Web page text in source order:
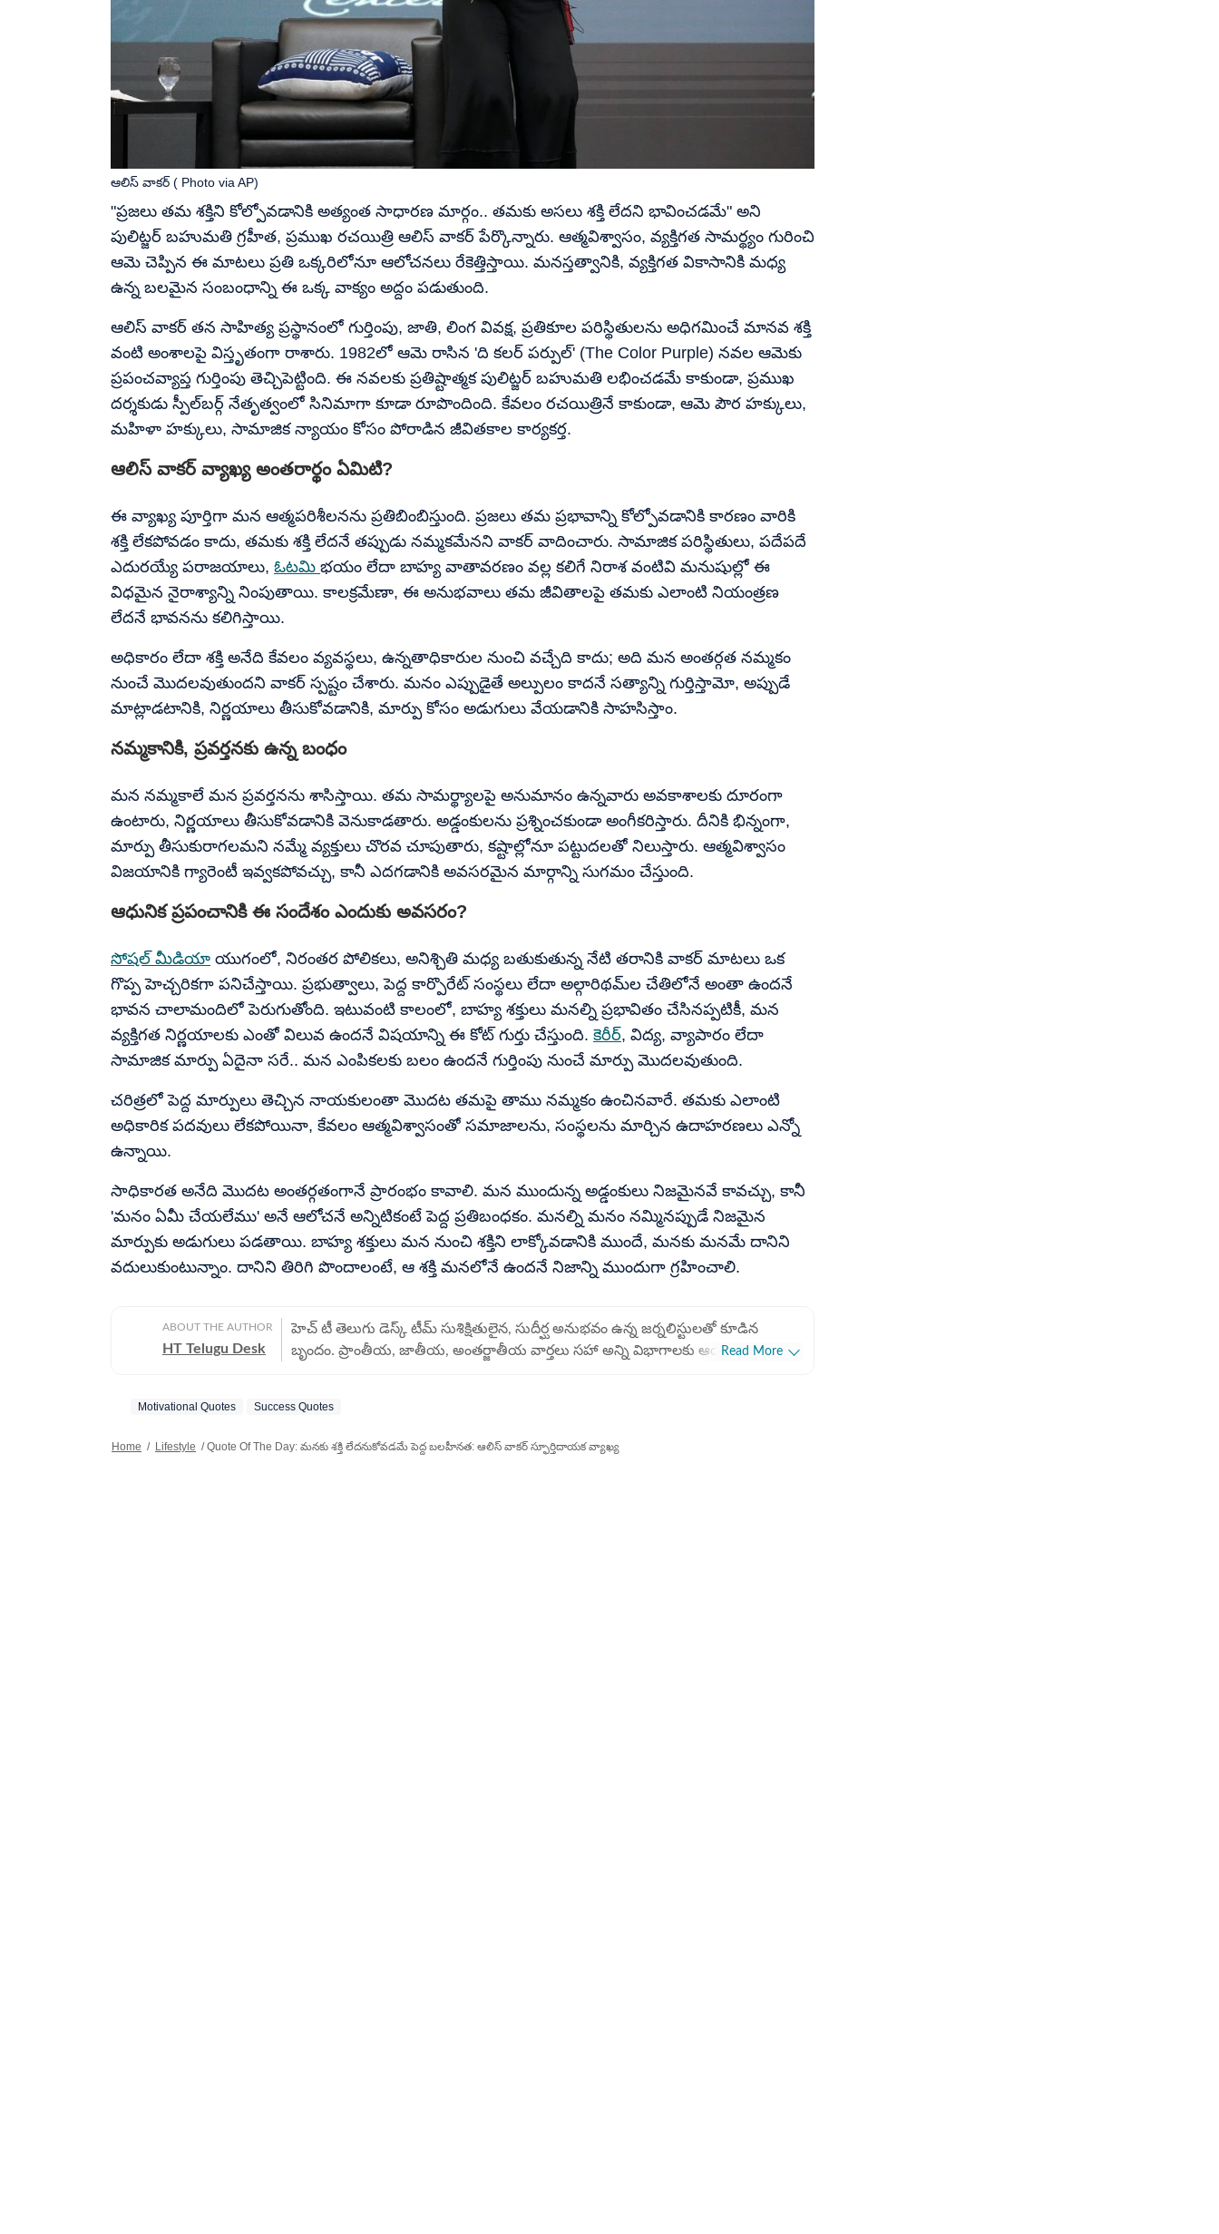
"ప్రజలు తమ శక్తిని కోల్పోవడానికి అత్యంత సాధారణ మార్గం.. తమకు అసలు శక్తి లేదని భావించడమే" అని
పులిట్జర్ బహుమతి గ్రహీత, ప్రముఖ రచయిత్రి ఆలిస్ వాకర్ పేర్కొన్నారు. ఆత్మవిశ్వాసం, వ్యక్తిగత సామర్థ్యం గురించి
ఆమె చెప్పిన ఈ మాటలు ప్రతి ఒక్కరిలోనూ ఆలోచనలు రేకెత్తిస్తాయి. మనస్తత్వానికి, వ్యక్తిగత వికాసానికి మధ్య
ఉన్న బలమైన సంబంధాన్ని ఈ ఒక్క వాక్యం అద్దం పడుతుంది.
ఆలిస్ వాకర్ ( Photo via AP)
ఆలిస్ వాకర్ తన సాహిత్య ప్రస్థానంలో గుర్తింపు, జాతి, లింగ వివక్ష, ప్రతికూల పరిస్థితులను అధిగమించే మానవ శక్తి
వంటి అంశాలపై విస్తృతంగా రాశారు. 1982లో ఆమె రాసిన 'ది కలర్ పర్పుల్' (The Color Purple) నవల ఆమెకు
ప్రపంచవ్యాప్త గుర్తింపు తెచ్చిపెట్టింది. ఈ నవలకు ప్రతిష్టాత్మక పులిట్జర్ బహుమతి లభించడమే కాకుండా, ప్రముఖ
దర్శకుడు స్పీల్‌బర్గ్ నేతృత్వంలో సినిమాగా కూడా రూపొందింది. కేవలం రచయిత్రినే కాకుండా, ఆమె పౌర హక్కులు,
మహిళా హక్కులు, సామాజిక న్యాయం కోసం పోరాడిన జీవితకాల కార్యకర్త.
ఆలిస్ వాకర్ వ్యాఖ్య అంతరార్థం ఏమిటి?
ఈ వ్యాఖ్య పూర్తిగా మన ఆత్మపరిశీలనను ప్రతిబింబిస్తుంది. ప్రజలు తమ ప్రభావాన్ని కోల్పోవడానికి కారణం వారికి
శక్తి లేకపోవడం కాదు, తమకు శక్తి లేదనే తప్పుడు నమ్మకమేనని వాకర్ వాదించారు. సామాజిక పరిస్థితులు, పదేపదే
ఎదురయ్యే పరాజయాలు, ఓటమి భయం లేదా బాహ్య వాతావరణం వల్ల కలిగే నిరాశ వంటివి మనుషుల్లో ఈ
విధమైన నైరాశ్యాన్ని నింపుతాయి. కాలక్రమేణా, ఈ అనుభవాలు తమ జీవితాలపై తమకు ఎలాంటి నియంత్రణ
లేదనే భావనను కలిగిస్తాయి.
అధికారం లేదా శక్తి అనేది కేవలం వ్యవస్థలు, ఉన్నతాధికారుల నుంచి వచ్చేది కాదు; అది మన అంతర్గత నమ్మకం
నుంచే మొదలవుతుందని వాకర్ స్పష్టం చేశారు. మనం ఎప్పుడైతే అల్పులం కాదనే సత్యాన్ని గుర్తిస్తామో, అప్పుడే
మాట్లాడటానికి, నిర్ణయాలు తీసుకోవడానికి, మార్పు కోసం అడుగులు వేయడానికి సాహసిస్తాం.
నమ్మకానికి, ప్రవర్తనకు ఉన్న బంధం
మన నమ్మకాలే మన ప్రవర్తనను శాసిస్తాయి. తమ సామర్థ్యాలపై అనుమానం ఉన్నవారు అవకాశాలకు దూరంగా
ఉంటారు, నిర్ణయాలు తీసుకోవడానికి వెనుకాడతారు. అడ్డంకులను ప్రశ్నించకుండా అంగీకరిస్తారు. దీనికి భిన్నంగా,
మార్పు తీసుకురాగలమని నమ్మే వ్యక్తులు చొరవ చూపుతారు, కష్టాల్లోనూ పట్టుదలతో నిలుస్తారు. ఆత్మవిశ్వాసం
విజయానికి గ్యారెంటీ ఇవ్వకపోవచ్చు, కానీ ఎదగడానికి అవసరమైన మార్గాన్ని సుగమం చేస్తుంది.
ఆధునిక ప్రపంచానికి ఈ సందేశం ఎందుకు అవసరం?
సోషల్ మీడియా యుగంలో, నిరంతర పోలికలు, అనిశ్చితి మధ్య బతుకుతున్న నేటి తరానికి వాకర్ మాటలు ఒక
గొప్ప హెచ్చరికగా పనిచేస్తాయి. ప్రభుత్వాలు, పెద్ద కార్పొరేట్ సంస్థలు లేదా అల్గారిథమ్‌ల చేతిలోనే అంతా ఉందనే
భావన చాలామందిలో పెరుగుతోంది. ఇటువంటి కాలంలో, బాహ్య శక్తులు మనల్ని ప్రభావితం చేసినప్పటికీ, మన
వ్యక్తిగత నిర్ణయాలకు ఎంతో విలువ ఉందనే విషయాన్ని ఈ కోట్ గుర్తు చేస్తుంది. కెరీర్, విద్య, వ్యాపారం లేదా
సామాజిక మార్పు ఏదైనా సరే.. మన ఎంపికలకు బలం ఉందనే గుర్తింపు నుంచే మార్పు మొదలవుతుంది.
చరిత్రలో పెద్ద మార్పులు తెచ్చిన నాయకులంతా మొదట తమపై తాము నమ్మకం ఉంచినవారే. తమకు ఎలాంటి
అధికారిక పదవులు లేకపోయినా, కేవలం ఆత్మవిశ్వాసంతో సమాజాలను, సంస్థలను మార్చిన ఉదాహరణలు ఎన్నో
ఉన్నాయి.
సాధికారత అనేది మొదట అంతర్గతంగానే ప్రారంభం కావాలి. మన ముందున్న అడ్డంకులు నిజమైనవే కావచ్చు, కానీ
'మనం ఏమీ చేయలేము' అనే ఆలోచనే అన్నిటికంటే పెద్ద ప్రతిబంధకం. మనల్ని మనం నమ్మినప్పుడే నిజమైన
మార్పుకు అడుగులు పడతాయి. బాహ్య శక్తులు మన నుంచి శక్తిని లాక్కోవడానికి ముందే, మనకు మనమే దానిని
వదులుకుంటున్నాం. దానిని తిరిగి పొందాలంటే, ఆ శక్తి మనలోనే ఉందనే నిజాన్ని ముందుగా గ్రహించాలి.
ABOUT THE AUTHOR
HT Telugu Desk
హెచ్ టీ తెలుగు డెస్క్ టీమ్ సుశిక్షితులైన, సుదీర్ఘ అనుభవం ఉన్న జర్నలిస్టులతో కూడిన
బృందం. ప్రాంతీయ, జాతీయ, అంతర్జాతీయ వార్తలు సహా అన్ని విభాగాలకు ఆయా రంగాల
సంపూర్ణ వార్తావిలువలతో కూడిన కథనాలను పాఠకుల ముందుకు తెస్తున్న బృందం.
Read More
Motivational Quotes Success Quotes
Home / Lifestyle / Quote Of The Day: మనకు శక్తి లేదనుకోవడమే పెద్ద బలహీనత: ఆలిస్ వాకర్ స్ఫూర్తిదాయక వ్యాఖ్య